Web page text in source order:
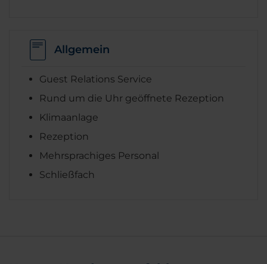
Allgemein
Guest Relations Service
Rund um die Uhr geöffnete Rezeption
Klimaanlage
Rezeption
Mehrsprachiges Personal
Schließfach